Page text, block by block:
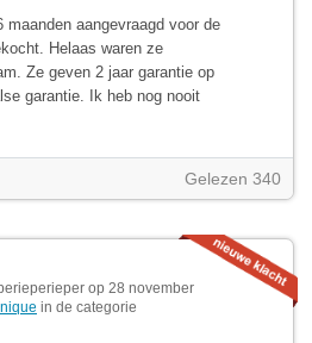
maanden aangevraagd voor de
Helaas waren ze
Ze geven 2 jaar garantie op
garantie. Ik heb nog nooit
Gelezen 340
op 28 november
in de categorie